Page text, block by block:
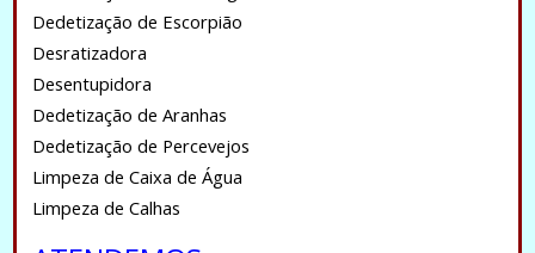
Dedetização de Escorpião
Desratizadora
Desentupidora
Dedetização de Aranhas
Dedetização de Percevejos
Limpeza de Caixa de Água
Limpeza de Calhas